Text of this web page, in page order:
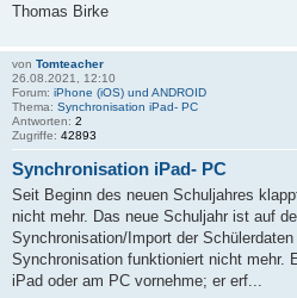
Thomas Birke
von Tomteacher
26.08.2021, 12:10
Forum: iPhone (iOS) und ANDROID
Thema: Synchronisation iPad- PC
Antworten: 2
Zugriffe: 42893
Synchronisation iPad- PC
Seit Beginn des neuen Schuljahres
nicht mehr. Das neue Schuljahr ist auf
Synchronisation/Import der
Synchronisation funktioniert nicht mehr.
iPad oder am PC vornehme; er erf...